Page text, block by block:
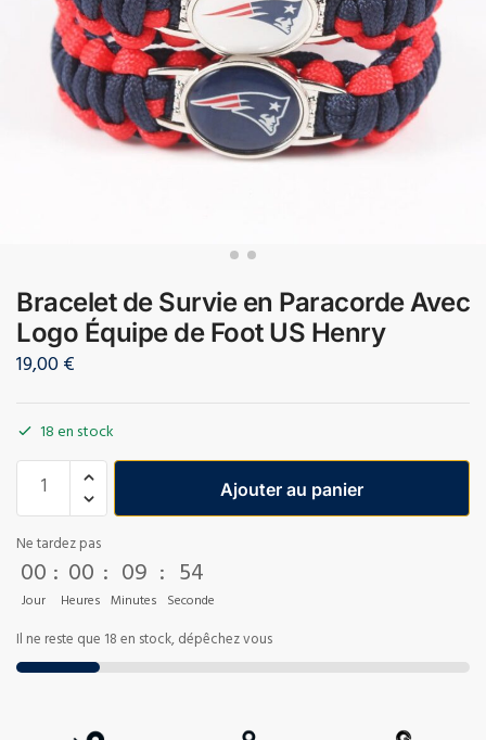
Bracelet de Survie en Paracorde Avec
Logo Équipe de Foot US Henry
19,00€
18 en stock
Ajouter au panier
Ne tardez pas
00
Jour
: 00
Heures
: 09
Minutes
: 54
Seconde
Il ne reste que 18 en stock, dépêchez vous